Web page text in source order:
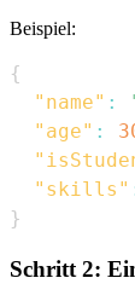
Beispiel:
{
"name" :
"age" :
"skills"
}
Schritt 2: